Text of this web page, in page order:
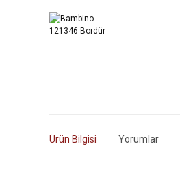
Ürün Bilgisi Yorumlar